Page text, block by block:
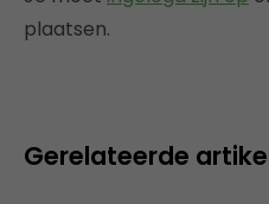
plaatsen.
Gerelateerde